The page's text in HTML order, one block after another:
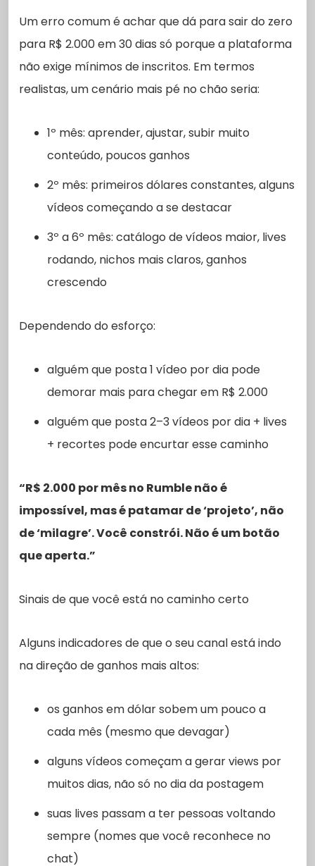
Um erro comum é achar que dá para sair do zero
para R$ 2.000 em 30 dias só porque a plataforma
não exige mínimos de inscritos. Em termos
realistas, um cenário mais pé no chão seria:
1º mês: aprender, ajustar, subir muito
conteúdo, poucos ganhos
2º mês: primeiros dólares constantes, alguns
vídeos começando a se destacar
3º a 6º mês: catálogo de vídeos maior, lives
rodando, nichos mais claros, ganhos
crescendo
Dependendo do esforço:
alguém que posta 1 vídeo por dia pode
demorar mais para chegar em R$ 2.000
alguém que posta 2–3 vídeos por dia + lives
+ recortes pode encurtar esse caminho
“R$ 2.000 por mês no Rumble não é
impossível, mas é patamar de ‘projeto’, não
de ‘milagre’. Você constrói. Não é um botão
que aperta.”
Sinais de que você está no caminho certo
Alguns indicadores de que o seu canal está indo
na direção de ganhos mais altos:
os ganhos em dólar sobem um pouco a
cada mês (mesmo que devagar)
alguns vídeos começam a gerar views por
muitos dias, não só no dia da postagem
suas lives passam a ter pessoas voltando
sempre (nomes que você reconhece no
chat)